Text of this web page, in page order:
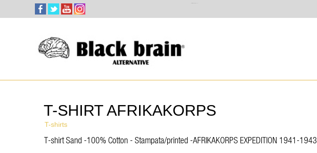
T-SHIRT AFRIKAKORPS
T-shirt Sand -100% Cotton - Stampata/printed -AFRIKAKORPS EXPEDITION 1941-1943
T-shirts